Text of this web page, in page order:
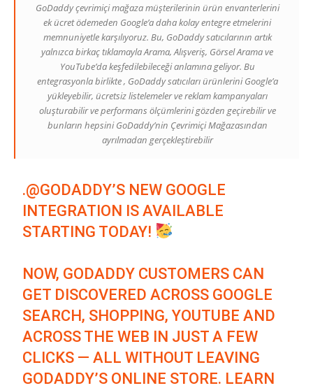
UI/UX
GoDaddy çevrimiçi mağaza müşterilerinin ürün envanterlerini
ek ücret ödemeden Google’a daha kolay entegre etmelerini
memnuniyetle karşılıyoruz. Bu, GoDaddy satıcılarının artık
yalnızca birkaç tıklamayla Arama, Alışveriş, Görsel Arama ve
YouTube’da keşfedilebileceği anlamına geliyor. Bu
entegrasyonla birlikte , GoDaddy satıcıları ürünlerini Google’a
yükleyebilir, ücretsiz listelemeler ve reklam kampanyaları
oluşturabilir ve performans ölçümlerini gözden geçirebilir ve
bunların hepsini GoDaddy’nin Çevrimiçi Mağazasından
ayrılmadan gerçekleştirebilir
.@GODADDY’S NEW GOOGLE
INTEGRATION IS AVAILABLE
STARTING TODAY!
NOW, GODADDY CUSTOMERS CAN
GET DISCOVERED ACROSS GOOGLE
SEARCH, SHOPPING, YOUTUBE AND
ACROSS THE WEB IN JUST A FEW
CLICKS — ALL WITHOUT LEAVING
GODADDY’S ONLINE STORE. LEARN